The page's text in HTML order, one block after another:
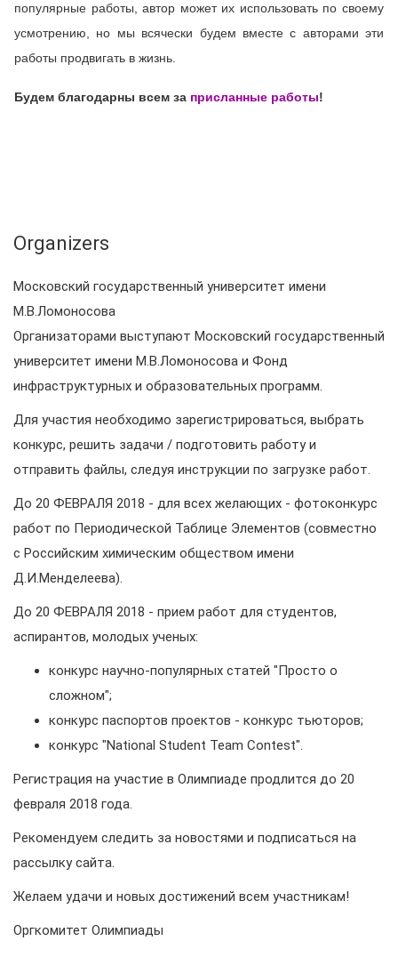
популярные работы, автор может их использовать по своему
усмотрению, но мы всячески будем вместе с авторами эти
работы продвигать в жизнь.
Будем благодарны всем за присланные работы!
Organizers
Московский государственный университет имени
М.В.Ломоносова
Организаторами выступают Московский государственный
университет имени М.В.Ломоносова и Фонд
инфраструктурных и образовательных программ.
Для участия необходимо зарегистрироваться, выбрать
конкурс, решить задачи / подготовить работу и
отправить файлы, следуя инструкции по загрузке работ.
До 20 ФЕВРАЛЯ 2018 - для всех желающих - фотоконкурс
работ по Периодической Таблице Элементов (cовместно
с Российским химическим обществом имени
Д.И.Менделеева).
До 20 ФЕВРАЛЯ 2018 - прием работ для студентов,
аспирантов, молодых ученых:
конкурс научно-популярных статей "Просто о
сложном";
конкурс паспортов проектов - конкурс тьюторов;
конкурс "National Student Team Contest".
Регистрация на участие в Олимпиаде продлится до 20
февраля 2018 года.
Рекомендуем следить за новостями и подписаться на
рассылку сайта.
Желаем удачи и новых достижений всем участникам!
Оргкомитет Олимпиады